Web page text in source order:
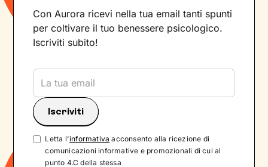
Con Aurora ricevi nella tua email tanti spunti
per coltivare il tuo benessere psicologico.
Iscriviti subito!
Letta l'informativa acconsento alla ricezione di
comunicazioni informative e promozionali di cui al
punto 4.C della stessa